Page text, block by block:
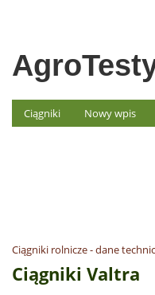
Ciągniki Nowy wpis
Ciągniki rolnicze - dane
Ciągniki Valtra